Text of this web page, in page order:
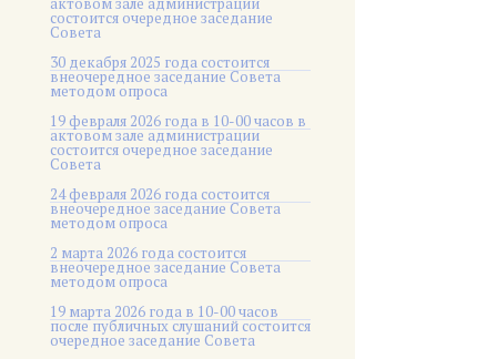
состоится очередное заседание
Совета
30 декабря 2025 года состоится
внеочередное заседание Совета
методом опроса
19 февраля 2026 года в 10-00 часов в
актовом зале администрации
состоится очередное заседание
Совета
24 февраля 2026 года состоится
внеочередное заседание Совета
методом опроса
2 марта 2026 года состоится
внеочередное заседание Совета
методом опроса
19 марта 2026 года в 10-00 часов
после публичных слушаний состоится
очередное заседание Совета